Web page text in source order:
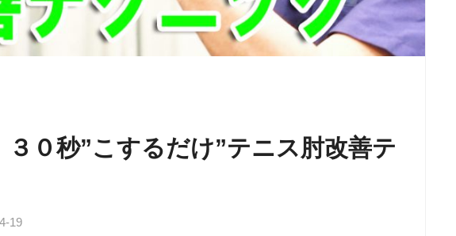
３０秒”こするだけ”テニス肘改善テ
19